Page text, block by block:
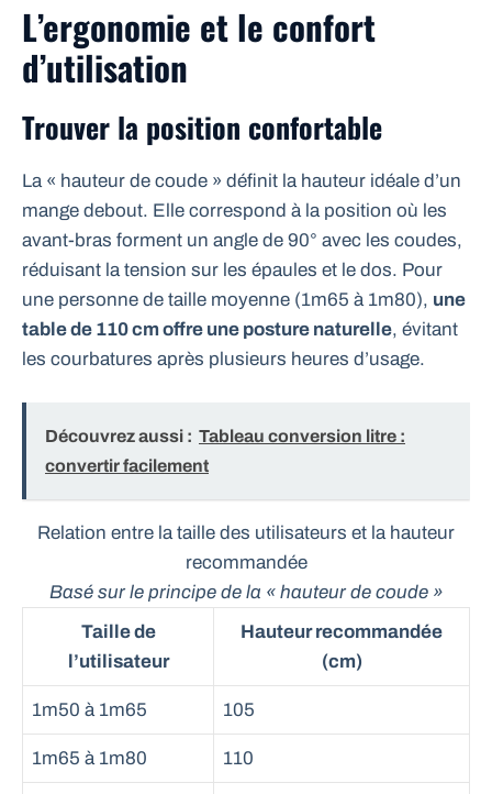
L’ergonomie et le confort
d’utilisation
Trouver la position confortable
La « hauteur de coude » définit la hauteur idéale d’un
mange debout. Elle correspond à la position où les
avant-bras forment un angle de 90° avec les coudes,
réduisant la tension sur les épaules et le dos. Pour
une personne de taille moyenne (1m65 à 1m80), une
table de 110 cm offre une posture naturelle, évitant
les courbatures après plusieurs heures d’usage.
Découvrez aussi : Tableau conversion litre :
convertir facilement
Relation entre la taille des utilisateurs et la hauteur
recommandée
Basé sur le principe de la « hauteur de coude »
Taille de
l’utilisateur
Hauteur recommandée
(cm)
1m50 à 1m65 105
1m65 à 1m80 110